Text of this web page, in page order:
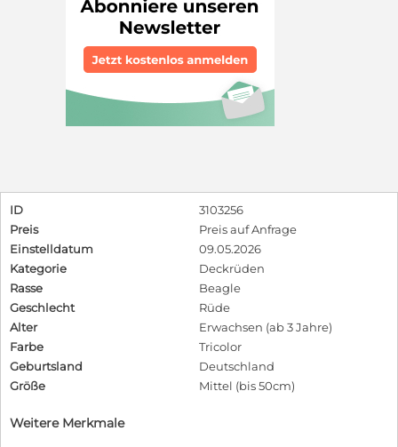
ID
3103256
Preis
Preis auf Anfrage
Einstelldatum
09.05.2026
Kategorie
Deckrüden
Rasse
Beagle
Geschlecht
Rüde
Alter
Erwachsen (ab 3 Jahre)
Farbe
Tricolor
Geburtsland
Deutschland
Größe
Mittel (bis 50cm)
Weitere Merkmale